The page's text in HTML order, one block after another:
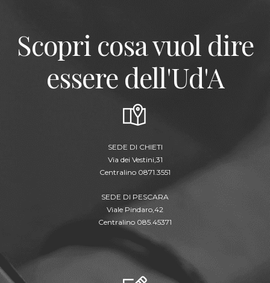
Scopri cosa vuol dire
essere dell'Ud'A
SEDE DI CHIETI
Via dei Vestini,31
Centralino 0871.3551
SEDE DI PESCARA
Viale Pindaro,42
Centralino 085.45371